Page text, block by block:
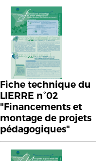
Fiche technique du
LIERRE n°02
"Financements et
montage de projets
pédagogiques"